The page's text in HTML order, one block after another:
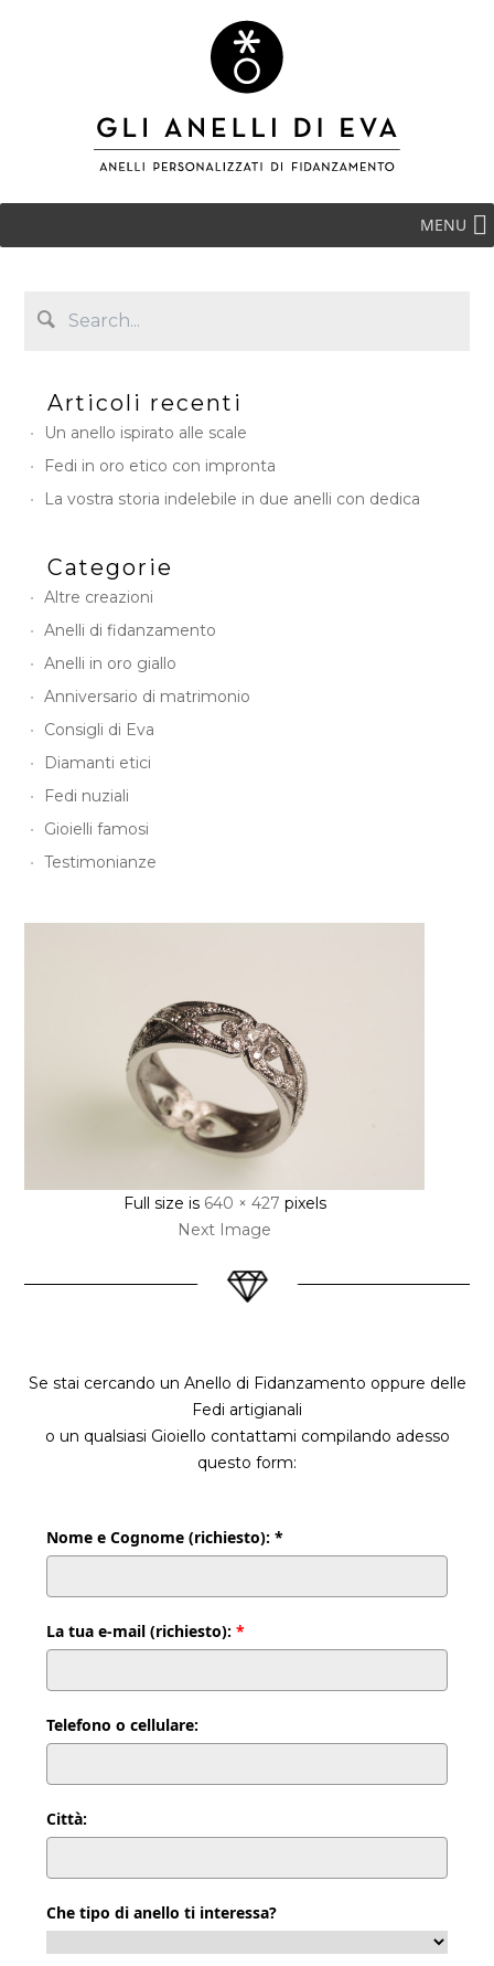
MENU
Articoli recenti
Un anello ispirato alle scale
Fedi in oro etico con impronta
La vostra storia indelebile in due anelli con dedica
Categorie
Altre creazioni
Anelli di fidanzamento
Anelli in oro giallo
Anniversario di matrimonio
Consigli di Eva
Diamanti etici
Fedi nuziali
Gioielli famosi
Testimonianze
Full size is 640 × 427 pixels
Next Image
Se stai cercando un Anello di Fidanzamento oppure delle
Fedi artigianali
o un qualsiasi Gioiello contattami compilando adesso
questo form:
Nome e Cognome (richiesto): *
La tua e-mail (richiesto):*
Telefono o cellulare:
Città:
Che tipo di anello ti interessa?